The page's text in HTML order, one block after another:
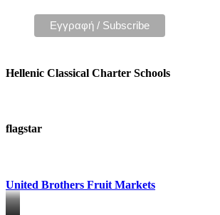
Hellenic Classical Charter Schools
flagstar
United Brothers Fruit Markets